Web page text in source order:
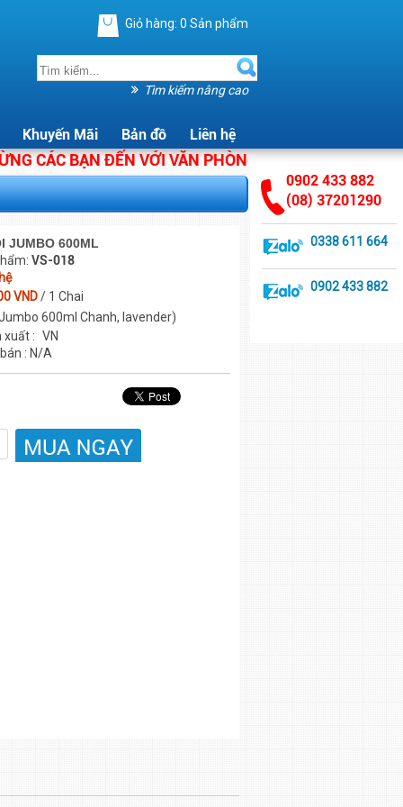
Giỏ hàng: 0 Sản phẩm
Tìm kiếm nâng cao
Khuyến Mãi Bản đồ Liên hệ
CÁC BẠN ĐẾN VỚI VĂN PHÒNG PHẨM ÁNH HẰNG.
JUMBO 600ML
VS-018
VND/ 1 Chai
600ml Chanh, lavender)
xuất : VN
: N/A
0902 433 882
(08) 37201290
0338 611 664
0902 433 882